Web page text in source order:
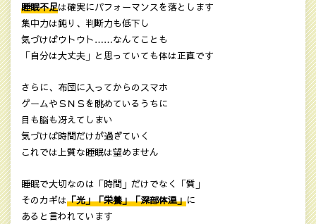
睡眠不足は確実にパフォーマンスを落とします
集中力は鈍り、判断力も低下し
気づけばウトウト……なんてことも
「自分は大丈夫」と思っていても体は正直です
さらに、布団に入ってからのスマホ
ゲームやＳＮＳを眺めているうちに
目も脳も冴えてしまい
気づけば時間だけが過ぎていく
これでは上質な睡眠は望めません
睡眠で大切なのは「時間」だけでなく「質」
そのカギは「光」「栄養」「深部体温」に
あると言われています